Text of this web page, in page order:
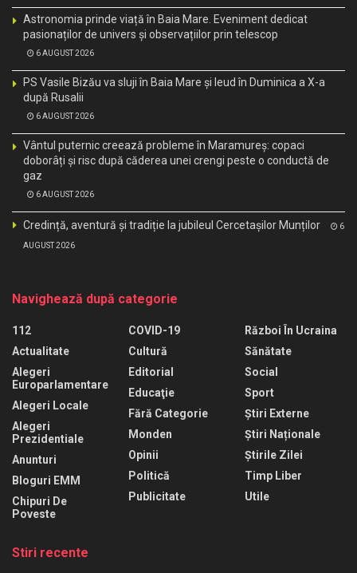
Astronomia prinde viață în Baia Mare. Eveniment dedicat
pasionaților de univers și observațiilor prin telescop
6 AUGUST 2026
PS Vasile Bizău va sluji în Baia Mare și Ieud în Duminica a X-a
după Rusalii
6 AUGUST 2026
Vântul puternic creează probleme în Maramureș: copaci
doborâți și risc după căderea unei crengi peste o conductă de
gaz
6 AUGUST 2026
Credință, aventură și tradiție la jubileul Cercetașilor Munților 6
AUGUST 2026
Navighează după categorie
112
Actualitate
Alegeri
Europarlamentare
Alegeri Locale
Alegeri
Prezidentiale
Anunturi
Bloguri EMM
Chipuri De
Poveste
COVID-19
Cultură
Editorial
Educaţie
Fără Categorie
Monden
Opinii
Politică
Publicitate
Război În Ucraina
Sănătate
Social
Sport
Știri Externe
Știri Naționale
Știrile Zilei
Timp Liber
Utile
Stiri recente